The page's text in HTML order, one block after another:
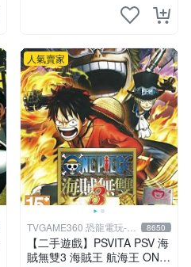
人氣賣家
TVGAME360 恐龍電玩-台
中店
8650
【二手遊戲】PSVITA PSV 海
賊無雙3 海賊王 航海王 ONE